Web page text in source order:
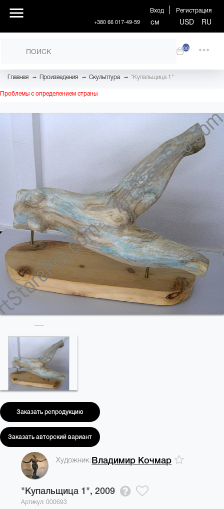
Вход Регистрация
+380 66 017-49-59 см USD RU
00
Главная → Произведения → Скульптура → "Купальщица 1"
Проблемы с определением страны
Заказать репродукцию
Заказать авторский вариант
Художник: Владимир Кочмар
"Купальщица 1", 2009
Артикул: 000693